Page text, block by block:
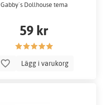
Gabby´s Dollhouse tema
59 kr
Lägg i varukorg